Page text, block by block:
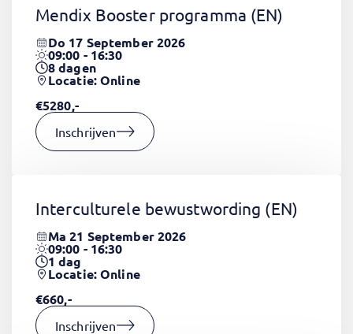
Mendix Booster programma (EN)
Do 17 September 2026
09:00 - 16:30
8dagen
Locatie: Online
€5280,-
Inschrijven
Interculturele bewustwording (EN)
Ma 21 September 2026
09:00 - 16:30
1dag
Locatie: Online
€660,-
Inschrijven